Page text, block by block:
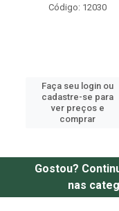
Código: 12030
Faça seu login ou
cadastre-se para
ver preços e
comprar
Gostou?
nas